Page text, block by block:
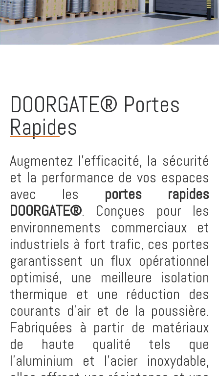
DOORGATE® Portes
Rapides
Augmentez l’efficacité, la sécurité
et la performance de vos espaces
avec les portes rapides
DOORGATE®. Conçues pour les
environnements commerciaux et
industriels à fort trafic, ces portes
garantissent un flux opérationnel
optimisé, une meilleure isolation
thermique et une réduction des
courants d’air et de la poussière.
Fabriquées à partir de matériaux
de haute qualité tels que
l’aluminium et l’acier inoxydable,